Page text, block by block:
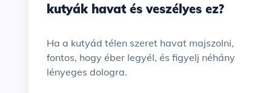
kutyák havat és veszélyes ez?
Ha a kutyád télen szeret havat majszolni,
fontos, hogy éber legyél, és figyelj néhány
lényeges dologra.